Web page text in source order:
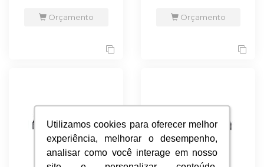
Utilizamos cookies para oferecer melhor
experiência, melhorar o desempenho,
analisar como você interage em nosso
Utilizamos cookies para oferecer melhor
experiência, melhorar o desempenho,
analisar como você interage em nosso
Orçamento Orçamento